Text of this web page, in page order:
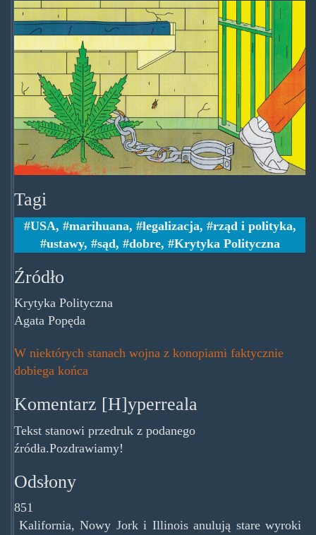
marijuanaconvictions.jpg
Tagi
USA, marihuana, legalizacja, rząd i polityka,
ustawy, sąd, dobre, Krytyka Polityczna
Źródło
Krytyka Polityczna
Agata Popęda
W niektórych stanach wojna z konopiami faktycznie
dobiega końca
Komentarz [H]yperreala
Tekst stanowi przedruk z podanego
źródła.Pozdrawiamy!
Odsłony
851
Kalifornia, Nowy Jork i Illinois anulują stare wyroki